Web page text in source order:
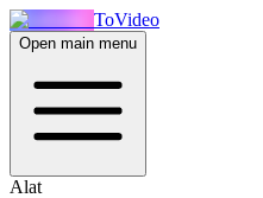
ToVideo
Open main menu
Alat